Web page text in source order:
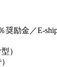
励金／E-ship
）